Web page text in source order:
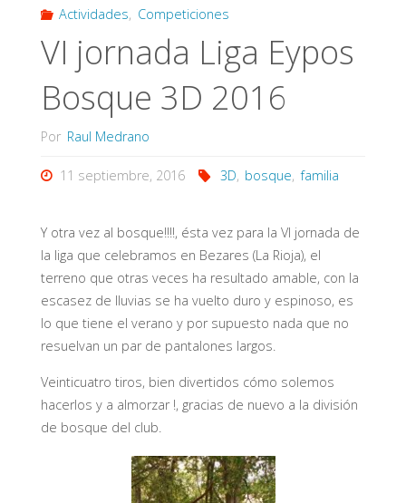
Actividades, Competiciones
VI jornada Liga Eypos
Bosque 3D 2016
Por Raul Medrano
11 septiembre, 2016 3D, bosque, familia
Y otra vez al bosque!!!!, ésta vez para la VI jornada de
la liga que celebramos en Bezares (La Rioja), el
terreno que otras veces ha resultado amable, con la
escasez de lluvias se ha vuelto duro y espinoso, es
lo que tiene el verano y por supuesto nada que no
resuelvan un par de pantalones largos.
Veinticuatro tiros, bien divertidos cómo solemos
hacerlos y a almorzar !, gracias de nuevo a la división
de bosque del club.